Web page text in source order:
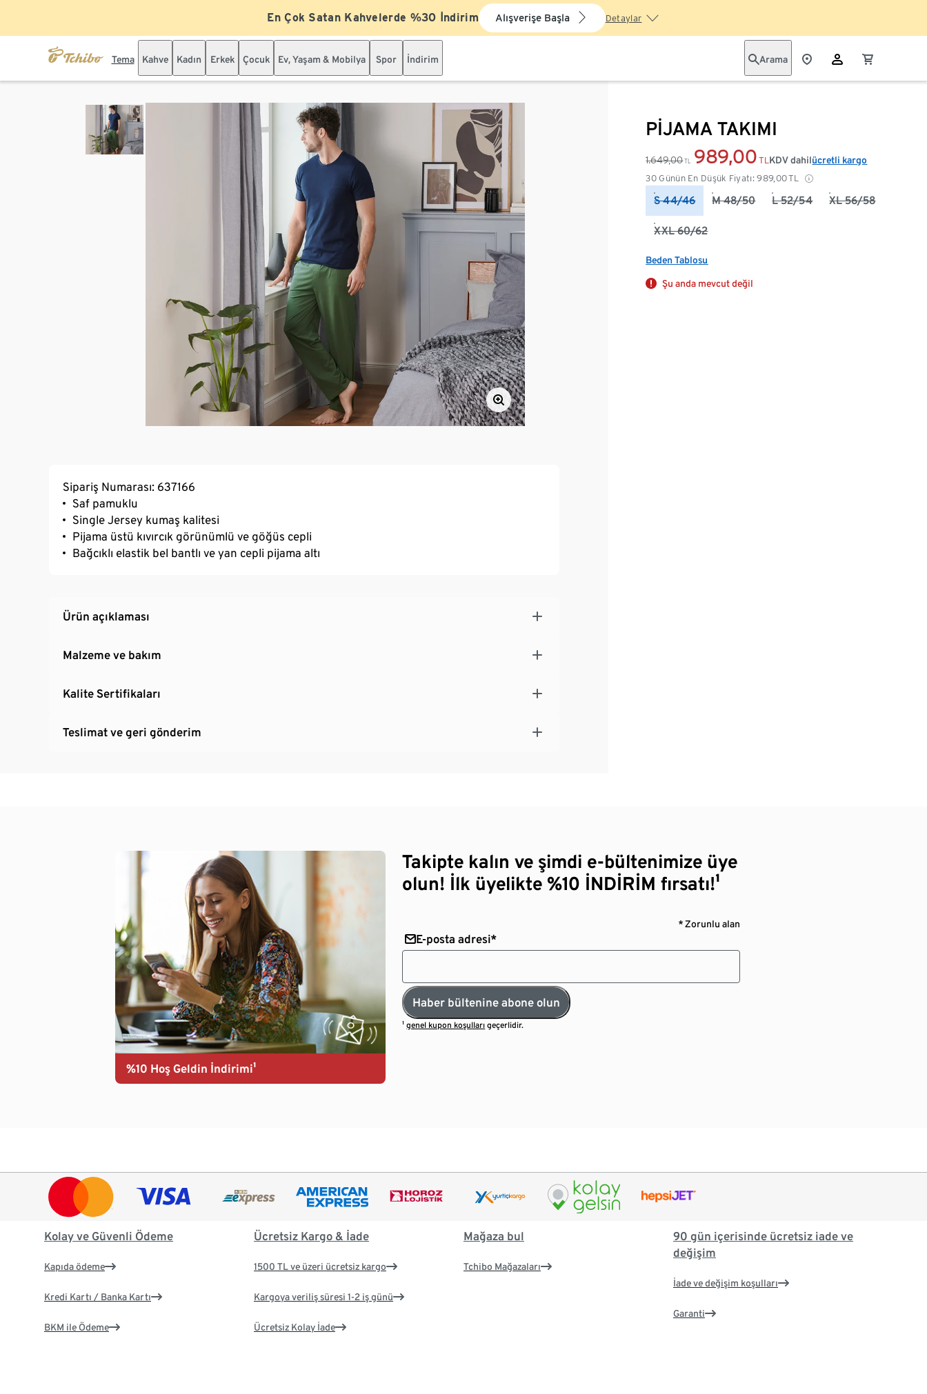
En Çok Satan Kahvelerde %30 İndirim Alışverişe Başla Detaylar
Tema Kahve Kadın Erkek Çocuk Ev, Yaşam & Mobilya Spor İndirim Arama
PİJAMA TAKIMI
1.649,00 TL 989,00 TL
30 Günün En Düşük Fiyatı: 989,00TL
KDV dahilücretli kargo
S 44/46 M 48/50 L 52/54 XL 56/58
XXL 60/62
Beden Tablosu
Şu anda mevcut değil
Sipariş Numarası: 637166
Saf pamuklu
Single Jersey kumaş kalitesi
Pijama üstü kıvırcık görünümlü ve göğüs cepli
Bağcıklı elastik bel bantlı ve yan cepli pijama altı
Ürün açıklaması
Malzeme ve bakım
Kalite Sertifikaları
Teslimat ve geri gönderim
%10 Hoş Geldin İndirimi¹
Takipte kalın ve şimdi e-bültenimize üye
olun! İlk üyelikte %10 İNDİRİM fırsatı!¹
* Zorunlu alan
E-posta adresi*
Haber bültenine abone olun
¹genel kupon koşulları geçerlidir.
Kolay ve Güvenli Ödeme
Kapıda ödeme
Kredi Kartı / Banka Kartı
BKM ile Ödeme
Ücretsiz Kargo & İade
1500 TL ve üzeri ücretsiz kargo
Kargoya veriliş süresi 1-2 iş günü
Ücretsiz Kolay İade
Mağaza bul
Tchibo Mağazaları
90 gün içerisinde ücretsiz iade ve
değişim
İade ve değişim koşulları
Garanti